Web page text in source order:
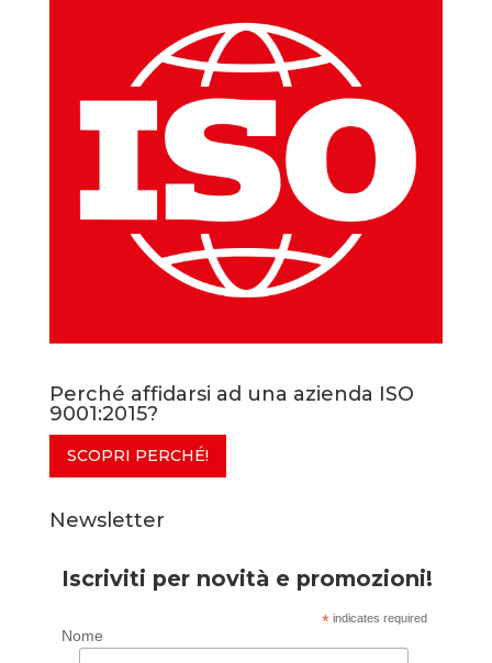
Perché affidarsi ad una azienda ISO
9001:2015?
SCOPRI PERCHÉ!
Newsletter
Iscriviti per novità e promozioni!
* indicates required
Nome